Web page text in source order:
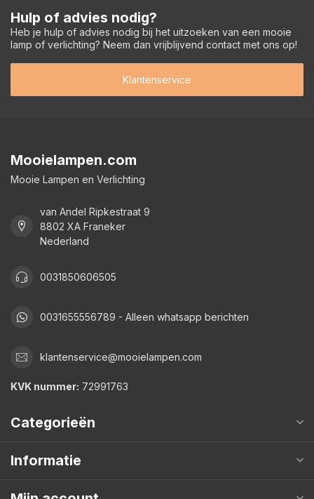
Hulp of advies nodig?
Heb je hulp of advies nodig bij het uitzoeken van een mooie
lamp of verlichting? Neem dan vrijblijvend contact met ons op!
Klantenservice
Mooielampen.com
Mooie Lampen en Verlichting
van Andel Ripkestraat 9
8802 XA Franeker
Nederland
0031850606505
0031655556789 - Alleen whatsapp berichten
klantenservice@mooielampen.com
KVK nummer: 72991763
Categorieën
Informatie